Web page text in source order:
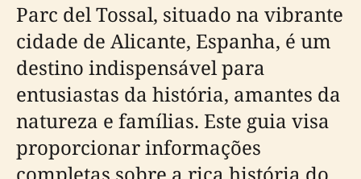
Parc del Tossal, situado na vibrante
cidade de Alicante, Espanha, é um
destino indispensável para
entusiastas da história, amantes da
natureza e famílias. Este guia visa
proporcionar informações